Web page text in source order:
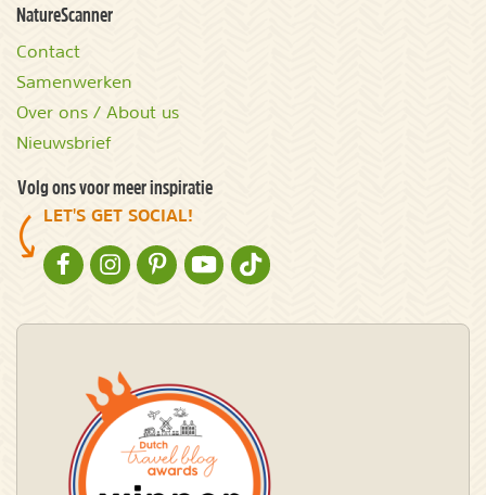
NatureScanner
Contact
Samenwerken
Over ons / About us
Nieuwsbrief
Volg ons voor meer inspiratie
LET'S GET SOCIAL!
NATURESCANNER OP FACEBOOK
NATURESCANNER OP INSTAGRAM
NATURESCANNER OP PINTEREST
NATURESCANNER OP YOUTUBE
NATURESCANNER OP TIKTOK